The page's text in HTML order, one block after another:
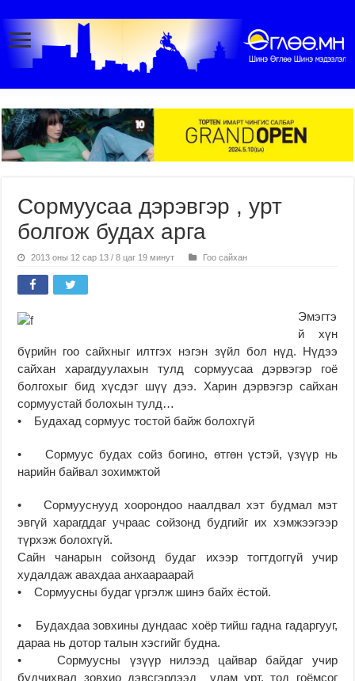
Сормуусаа дэрэвгэр , урт
болгож будах арга
2013 оны 12 сар 13 / 8 цаг 19 минут Гоо сайхан
Эмэгтэ
й хүн
бүрийн гоо сайхныг илтгэх нэгэн зүйл бол нүд. Нүдээ
сайхан харагдуулахын тулд сормуусаа дэрвэгэр гоё
болгохыг бид хүсдэг шүү дээ. Харин дэрвэгэр сайхан
сормуустай болохын тулд…
• Будахад сормуус тостой байж болохгүй
• Сормуус будах сойз богино, өтгөн үстэй, үзүүр нь
нарийн байвал зохимжтой
• Сормууснууд хоорондоо наалдвал хэт будмал мэт
эвгүй харагддаг учраас сойзонд будгийг их хэмжээгээр
түрхэж болохгүй.
Сайн чанарын сойзонд будаг ихээр тогтдоггүй учир
худалдаж авахдаа анхаараарай
• Сормуусны будаг үргэлж шинэ байх ёстой.
• Будахдаа зовхины дундаас хоёр тийш гадна гадаргууг,
дараа нь дотор талын хэсгийг будна.
• Сормуусны үзүүр нилээд цайвар байдаг учир
будчихвал зовхио дэвсгэрлээд улам урт, тод гоёмсог